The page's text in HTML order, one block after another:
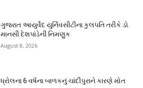
ગુજરાત આયુર્વેદ યુર્નિવસીટીના કુલપતિ તરીકે ડો.
માનસી દેશપાંડેની નિમણુક
August 8, 2026
ધ્રોલના 6 વર્ષના બાળકનું ચાંદીપુરાને કારણે મોત